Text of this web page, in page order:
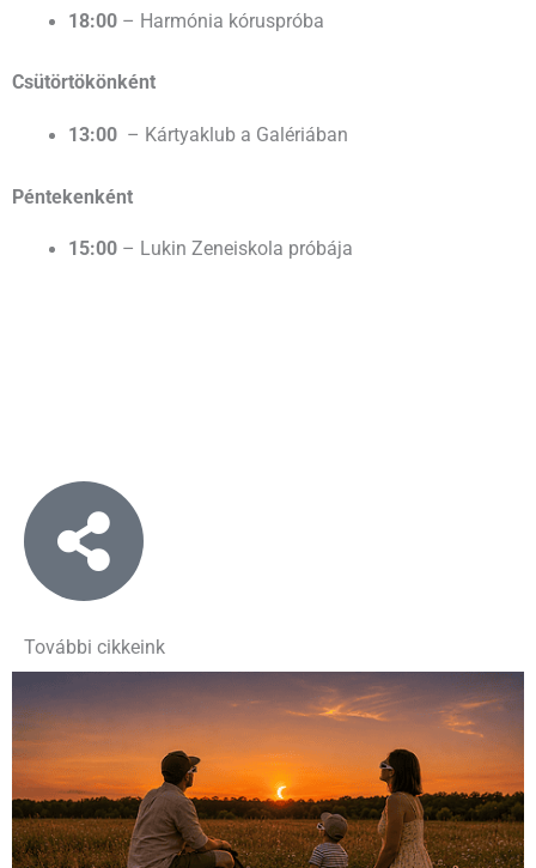
18:00– Harmónia kóruspróba
Csütörtökönként
13:00 – Kártyaklub a Galériában
Péntekenként
15:00– Lukin Zeneiskola próbája
További cikkeink